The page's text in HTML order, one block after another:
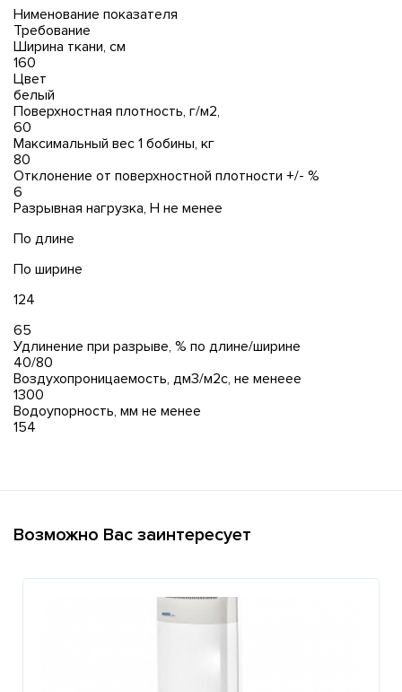
Нименование показателя
Требование
Ширина ткани, см
160
Цвет
белый
Поверхностная плотность, г/м2,
60
Максимальный вес 1 бобины, кг
80
Отклонение от поверхностной плотности +/- %
6
Разрывная нагрузка, Н не менее
По длине
По ширине
124
65
Удлинение при разрыве, % по длине/ширине
40/80
Воздухопроницаемость, дм3/м2с, не менеее
1300
Водоупорность, мм не менее
154
Возможно Вас заинтересует